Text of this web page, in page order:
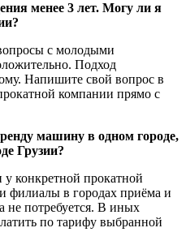
менее 3 лет. Могу ли я
с молодыми
Подход
Напишите свой вопрос в
компании прямо с
машину в одном городе,
Грузии?
конкретной прокатной
филиалы в городах приёма и
не потребуется. В иных
по тарифу выбранной